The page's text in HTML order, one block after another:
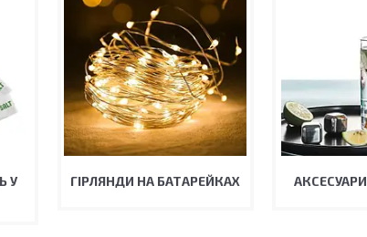
У
ГІРЛЯНДИ НА БАТАРЕЙКАХ